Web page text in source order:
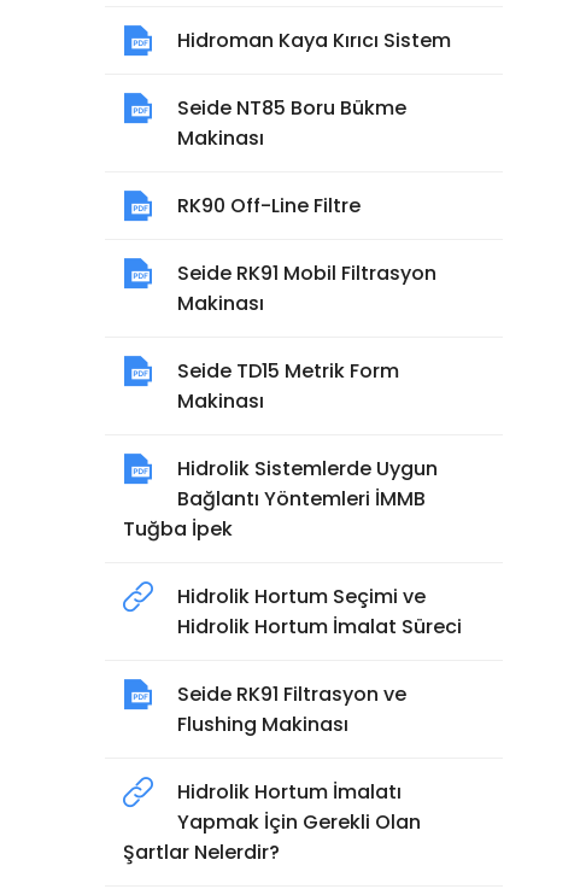
Hidroman Kaya Kırıcı Sistem
Seide NT85 Boru Bükme
Makinası
RK90 Off-Line Filtre
Seide RK91 Mobil Filtrasyon
Makinası
Seide TD15 Metrik Form
Makinası
Hidrolik Sistemlerde Uygun
Bağlantı Yöntemleri İMMB
Tuğba İpek
Hidrolik Hortum Seçimi ve
Hidrolik Hortum İmalat Süreci
Seide RK91 Filtrasyon ve
Flushing Makinası
Hidrolik Hortum İmalatı
Yapmak İçin Gerekli Olan
Şartlar Nelerdir?